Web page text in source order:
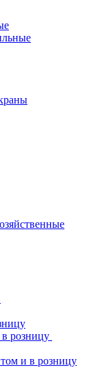
розницу
и в розницу